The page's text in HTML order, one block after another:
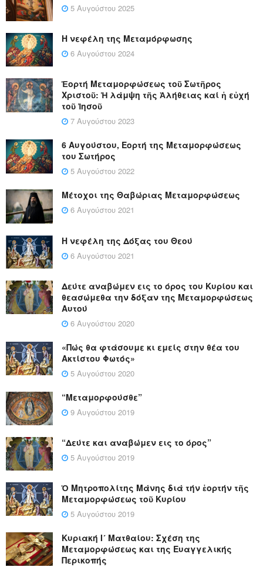
5 Αυγούστου 2025
Η νεφέλη της Μεταμόρφωσης
6 Αυγούστου 2024
Ἑορτή Μεταμορφώσεως τοῦ Σωτῆρος
Χριστοῦ: Ἡ λάμψη τῆς Ἀλήθειας καί ἡ εὐχή
τοῦ Ἰησοῦ
7 Αυγούστου 2023
6 Αυγούστου, Εορτή της Μεταμορφώσεως
του Σωτήρος
5 Αυγούστου 2022
Μέτοχοι της Θαβώριας Μεταμορφώσεως
6 Αυγούστου 2021
Η νεφέλη της Δόξας του Θεού
6 Αυγούστου 2021
Δεύτε αναβώμεν εις το όρος του Κυρίου και
θεασώμεθα την δόξαν της Μεταμορφώσεως
Αυτού
6 Αυγούστου 2020
«Πώς θα φτάσουμε κι εμείς στην θέα του
Ακτίστου Φωτός»
5 Αυγούστου 2020
“Μεταμορφούσθε”
9 Αυγούστου 2019
“Δεύτε και αναβώμεν εις το όρος”
5 Αυγούστου 2019
Ὁ Μητροπολίτης Μάνης διά τήν ἑορτήν τῆς
Μεταμορφώσεως τοῦ Κυρίου
5 Αυγούστου 2019
Κυριακή Ι´ Ματθαίου: Σχέση της
Μεταμορφώσεως και της Ευαγγελικής
Περικοπής